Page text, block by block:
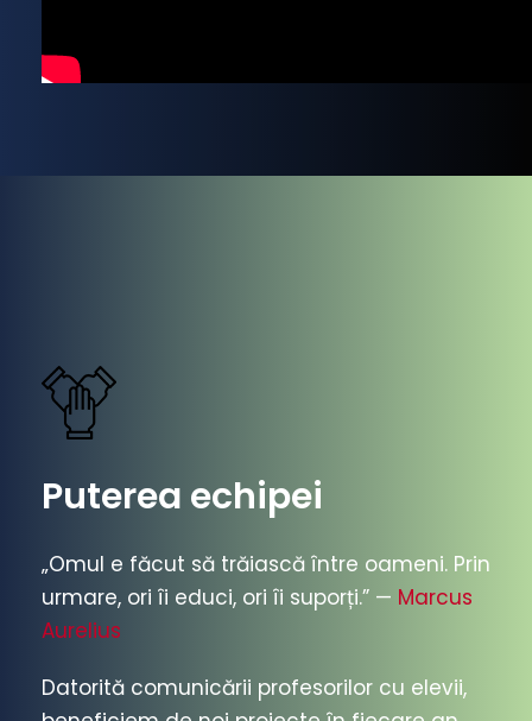
Puterea echipei
„Omul e făcut să trăiască între oameni. Prin
urmare, ori îi educi, ori îi suporți.” — Marcus
Aurelius
Datorită comunicării profesorilor cu elevii,